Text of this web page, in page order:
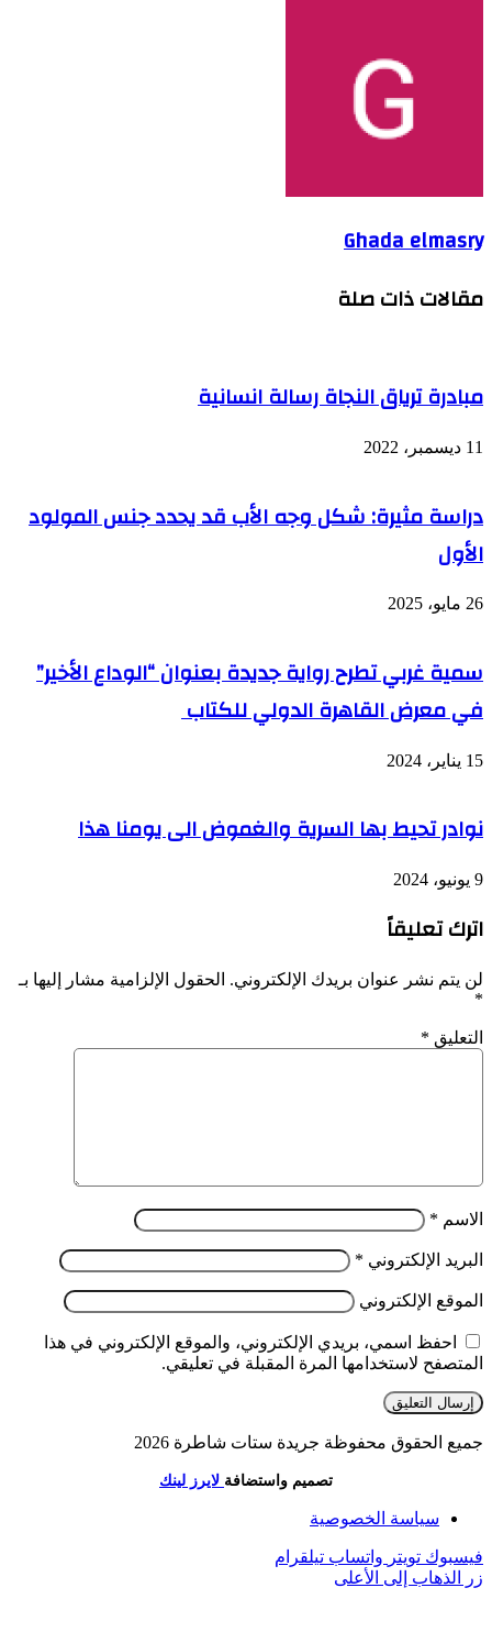
Ghada elmasry
مقالات ذات صلة
مبادرة ترياق النجاة رسالة انسانية
11 ديسمبر، 2022
دراسة مثيرة: شكل وجه الأب قد يحدد جنس المولود
الأول
26 مايو، 2025
سمية غربي تطرح رواية جديدة بعنوان “الوداع الأخير”
في معرض القاهرة الدولي للكتاب
15 يناير، 2024
نوادر تحيط بها السرية والغموض الى يومنا هذا
9 يونيو، 2024
اترك تعليقاً
لن يتم نشر عنوان بريدك الإلكتروني. الحقول الإلزامية مشار إليها بـ
*
التعليق *
الاسم *
البريد الإلكتروني *
الموقع الإلكتروني
احفظ اسمي، بريدي الإلكتروني، والموقع الإلكتروني في هذا
المتصفح لاستخدامها المرة المقبلة في تعليقي.
جميع الحقوق محفوظة جريدة ستات شاطرة 2026
تصميم واستضافة لايرز لينك
سياسة الخصوصية
فيسبوك تويتر واتساب تيلقرام
زر الذهاب إلى الأعلى